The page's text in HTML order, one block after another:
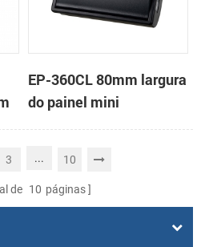
EP-360CL 80mm largura
do painel mini
impressora térmica com
3 ... 10
de 10 páginas